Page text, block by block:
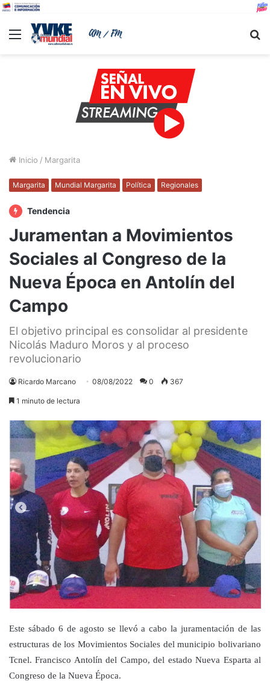
Menu
Inicio / Margarita
Margarita Mundial Margarita Política Regionales
Tendencia
Juramentan a Movimientos
Sociales al Congreso de la
Nueva Época en Antolín del
Campo
El objetivo principal es consolidar al presidente
Nicolás Maduro Moros y al proceso
revolucionario
Ricardo Marcano 08/08/2022 0 367
1 minuto de lectura
Este sábado 6 de agosto se llevó a cabo la juramentación de las
estructuras de los Movimientos Sociales del municipio bolivariano
Tcnel. Francisco Antolín del Campo, del estado Nueva Esparta al
Congreso de la Nueva Época.